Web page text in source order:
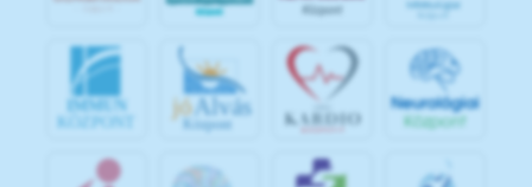
IMMUN
KÖZPONT
jó Alvás
Központ